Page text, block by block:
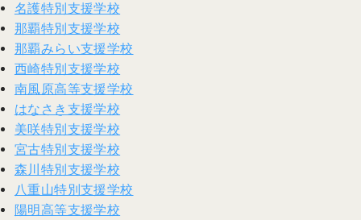
名護特別支援学校
那覇特別支援学校
那覇みらい支援学校
西崎特別支援学校
南風原高等支援学校
はなさき支援学校
美咲特別支援学校
宮古特別支援学校
森川特別支援学校
八重山特別支援学校
陽明高等支援学校